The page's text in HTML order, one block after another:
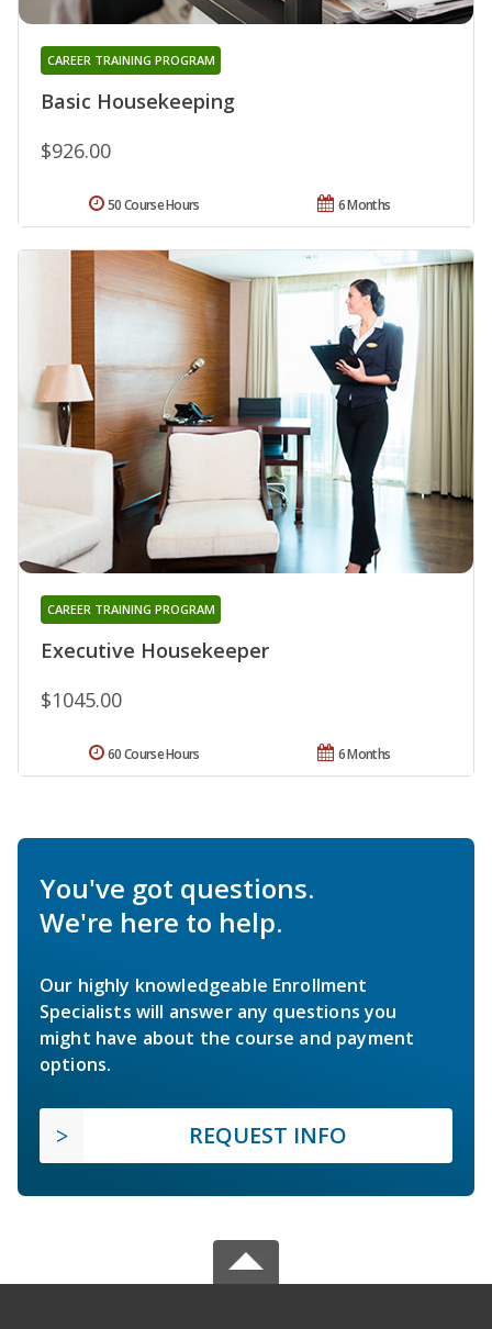
Basic Housekeeping
CAREER TRAINING PROGRAM
$926.00
6 Months
50 Course Hours
Executive Housekeeper
CAREER TRAINING PROGRAM
$1045.00
6 Months
60 Course Hours
You've got questions.
We're here to help.
Our highly knowledgeable Enrollment
Specialists will answer any questions you
might have about the course and payment
options.
REQUEST INFO